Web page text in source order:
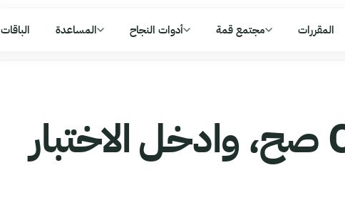
المقررات مجتمع قمة أدوات النجاح المساعدة الباقات
افهم CS285 صح، وادخل الاختبار